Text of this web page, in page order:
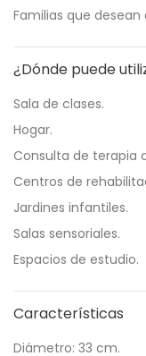
Familias que
¿Dónde puede
Sala de clases.
Hogar.
Consulta de terapia
Centros de
Jardines infantiles.
Salas sensoriales.
Espacios de estudio.
Características
Diámetro: 33 cm.